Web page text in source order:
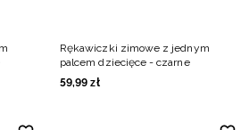
Rękawiczki zimowe z jednym
palcem dziecięce - czarne
59,99 zł